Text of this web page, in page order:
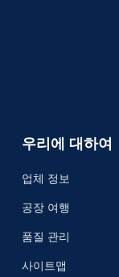
우리에 대하여
업체 정보
공장 여행
품질 관리
사이트맵